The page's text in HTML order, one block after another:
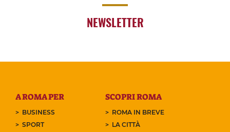
NEWSLETTER
A ROMA PER
BUSINESS
SPORT
SCOPRI ROMA
ROMA IN BREVE
LA CITTÀ